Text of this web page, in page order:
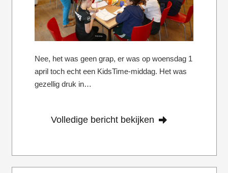
Nee, het was geen grap, er was op woensdag 1
april toch echt een KidsTime-middag. Het was
gezellig druk in…
Volledige bericht bekijken